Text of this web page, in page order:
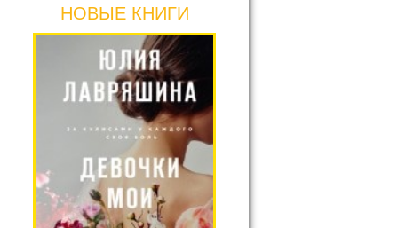
НОВЫЕ КНИГИ